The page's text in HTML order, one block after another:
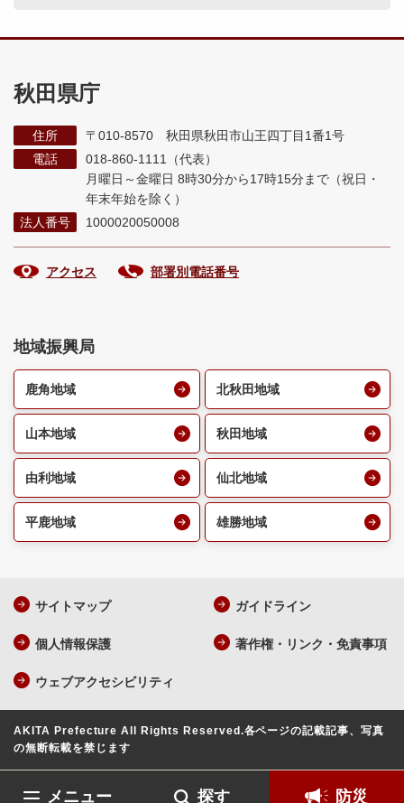
メニュー 探す 防災
秋田県庁
住所
〒010-8570 秋田県秋田市山王四丁目1番1号
電話
018-860-1111（代表）
月曜日～金曜日 8時30分から17時15分まで （祝日・
年末年始を除く）
法人番号
1000020050008
アクセス 部署別電話番号
地域振興局
鹿角地域 北秋田地域
山本地域 秋田地域
由利地域 仙北地域
平鹿地域 雄勝地域
サイトマップ ガイドライン
個人情報保護 著作権・リンク・免責事項
ウェブアクセシビリティ
AKITA Prefecture All Rights Reserved.各ページの記載記事、写真
の無断転載を禁じます